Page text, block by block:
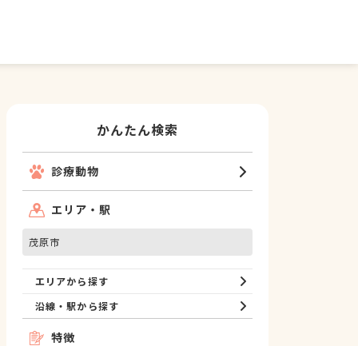
かんたん検索
診療動物
エリア・駅
茂原市
エリアから探す
沿線・駅から探す
特徴